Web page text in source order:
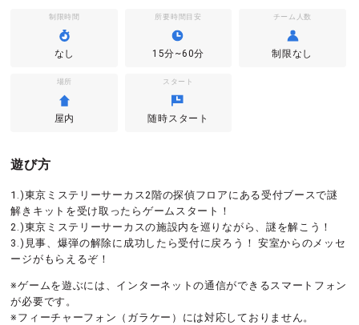
制限時間
なし
所要時間目安
15分~60分
チーム人数
制限なし
場所
屋内
スタート
随時スタート
遊び方
1.)東京ミステリーサーカス2階の探偵フロアにある受付ブースで謎
解きキットを受け取ったらゲームスタート！
2.)東京ミステリーサーカスの施設内を巡りながら、謎を解こう！
3.)見事、爆弾の解除に成功したら受付に戻ろう！ 安室からのメッセ
ージがもらえるぞ！
※ゲームを遊ぶには、インターネットの通信ができるスマートフォン
が必要です。
※フィーチャーフォン（ガラケー）には対応しておりません。